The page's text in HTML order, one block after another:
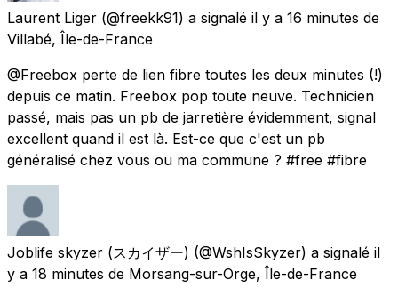
Laurent Liger (@freekk91) a signalé il y a 16 minutes de
Villabé, Île-de-France
@Freebox perte de lien fibre toutes les deux minutes (!)
depuis ce matin. Freebox pop toute neuve. Technicien
passé, mais pas un pb de jarretière évidemment, signal
excellent quand il est là. Est-ce que c'est un pb
généralisé chez vous ou ma commune ? #free #fibre
Joblife skyzer (スカイザー) (@WshIsSkyzer) a signalé il
y a 18 minutes de Morsang-sur-Orge, Île-de-France